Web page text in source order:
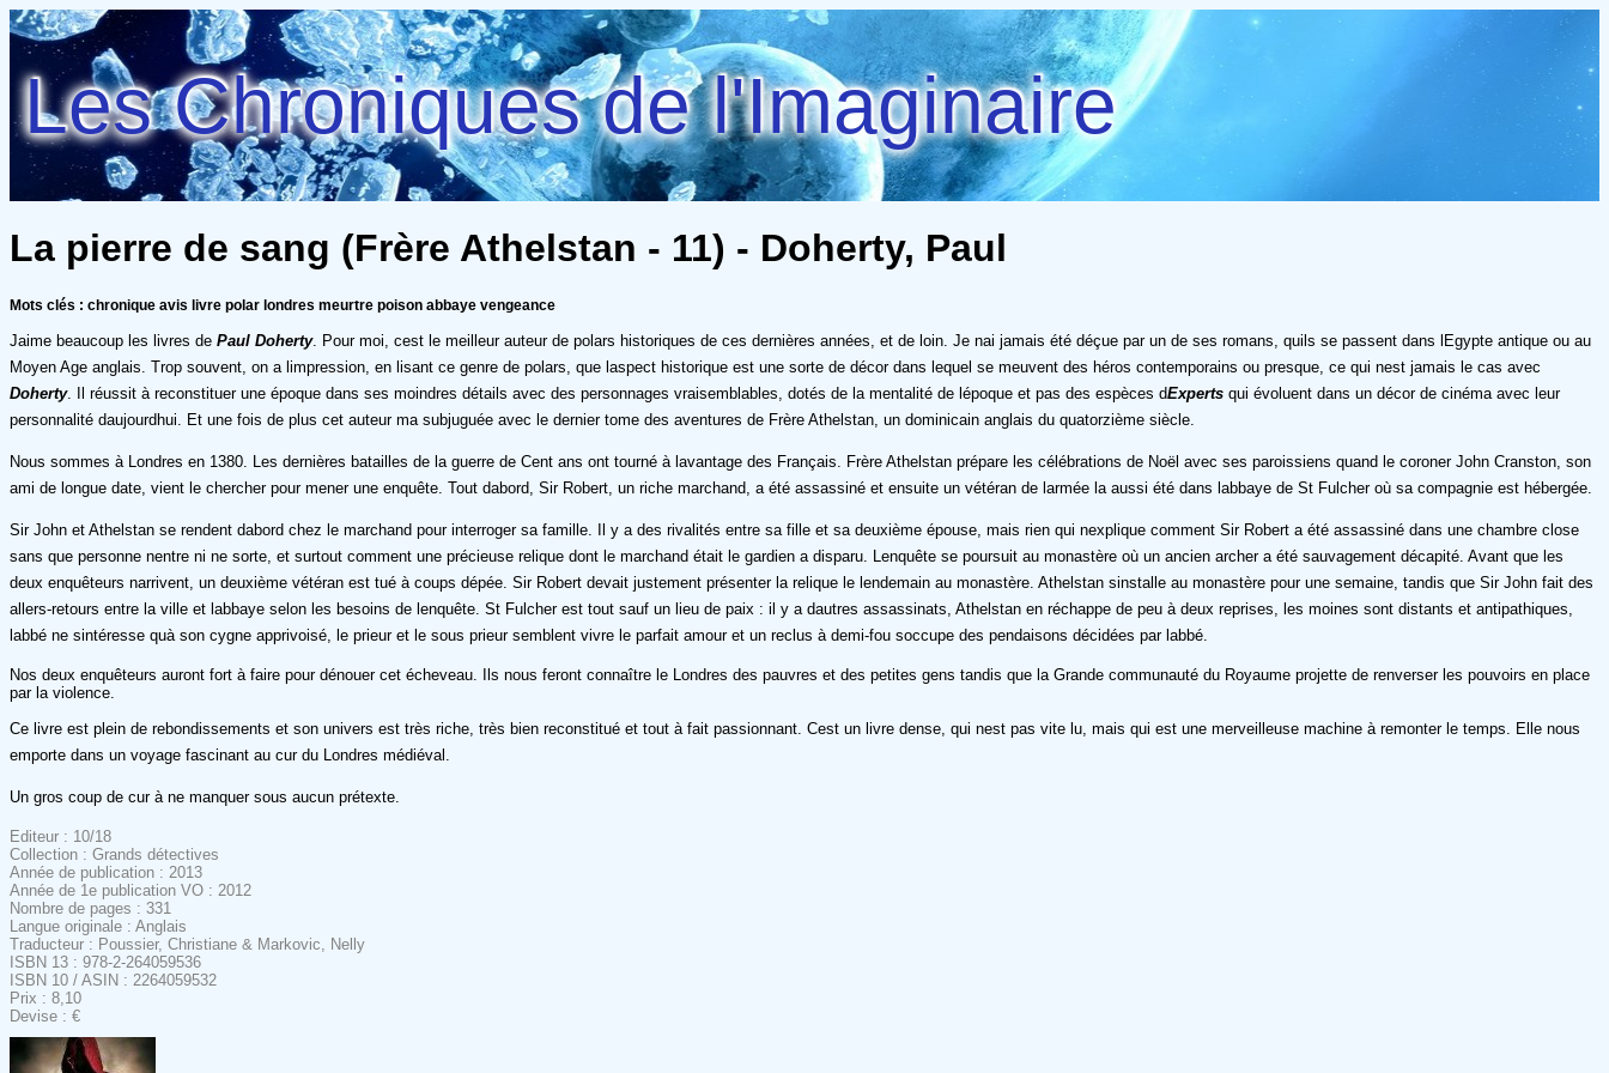
Les Chroniques de l'Imaginaire
La pierre de sang (Frère Athelstan - 11) - Doherty, Paul
Mots clés : chronique avis livre polar londres meurtre poison abbaye vengeance
Jaime beaucoup les livres de Paul Doherty. Pour moi, cest le meilleur auteur de polars historiques de ces dernières années, et de loin. Je nai jamais été déçue par un de ses romans, quils se passent dans lEgypte antique ou au
Moyen Age anglais. Trop souvent, on a limpression, en lisant ce genre de polars, que laspect historique est une sorte de décor dans lequel se meuvent des héros contemporains ou presque, ce qui nest jamais le cas avec
Doherty. Il réussit à reconstituer une époque dans ses moindres détails avec des personnages vraisemblables, dotés de la mentalité de lépoque et pas des espèces dExperts qui évoluent dans un décor de cinéma avec leur
personnalité daujourdhui. Et une fois de plus cet auteur ma subjuguée avec le dernier tome des aventures de Frère Athelstan, un dominicain anglais du quatorzième siècle.
Nous sommes à Londres en 1380. Les dernières batailles de la guerre de Cent ans ont tourné à lavantage des Français. Frère Athelstan prépare les célébrations de Noël avec ses paroissiens quand le coroner John Cranston, son
ami de longue date, vient le chercher pour mener une enquête. Tout dabord, Sir Robert, un riche marchand, a été assassiné et ensuite un vétéran de larmée la aussi été dans labbaye de St Fulcher où sa compagnie est hébergée.
Sir John et Athelstan se rendent dabord chez le marchand pour interroger sa famille. Il y a des rivalités entre sa fille et sa deuxième épouse, mais rien qui nexplique comment Sir Robert a été assassiné dans une chambre close
sans que personne nentre ni ne sorte, et surtout comment une précieuse relique dont le marchand était le gardien a disparu. Lenquête se poursuit au monastère où un ancien archer a été sauvagement décapité. Avant que les
deux enquêteurs narrivent, un deuxième vétéran est tué à coups dépée. Sir Robert devait justement présenter la relique le lendemain au monastère. Athelstan sinstalle au monastère pour une semaine, tandis que Sir John fait des
allers-retours entre la ville et labbaye selon les besoins de lenquête. St Fulcher est tout sauf un lieu de paix : il y a dautres assassinats, Athelstan en réchappe de peu à deux reprises, les moines sont distants et antipathiques,
labbé ne sintéresse quà son cygne apprivoisé, le prieur et le sous prieur semblent vivre le parfait amour et un reclus à demi-fou soccupe des pendaisons décidées par labbé.
Nos deux enquêteurs auront fort à faire pour dénouer cet écheveau. Ils nous feront connaître le Londres des pauvres et des petites gens tandis que la Grande communauté du Royaume projette de renverser les pouvoirs en place
par la violence.
Ce livre est plein de rebondissements et son univers est très riche, très bien reconstitué et tout à fait passionnant. Cest un livre dense, qui nest pas vite lu, mais qui est une merveilleuse machine à remonter le temps. Elle nous
emporte dans un voyage fascinant au cur du Londres médiéval.
Un gros coup de cur à ne manquer sous aucun prétexte.
Editeur : 10/18
Collection : Grands détectives
Année de publication : 2013
Année de 1e publication VO : 2012
Nombre de pages : 331
Langue originale : Anglais
Traducteur : Poussier, Christiane & Markovic, Nelly
ISBN 13 : 978-2-264059536
ISBN 10 / ASIN : 2264059532
Prix : 8,10
Devise : €